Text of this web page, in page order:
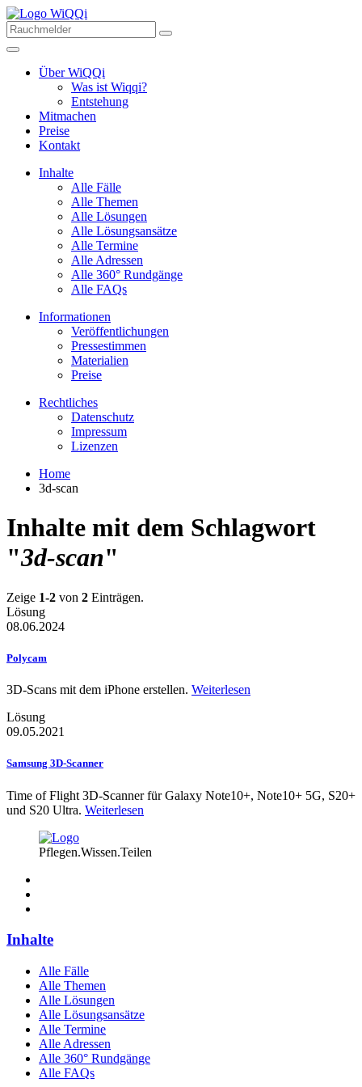
Über WiQQi
Was ist Wiqqi?
Entstehung
Mitmachen
Preise
Kontakt
Inhalte
Alle Fälle
Alle Themen
Alle Lösungen
Alle Lösungsansätze
Alle Termine
Alle Adressen
Alle 360° Rundgänge
Alle FAQs
Informationen
Veröffentlichungen
Pressestimmen
Materialien
Preise
Rechtliches
Datenschutz
Impressum
Lizenzen
Home
3d-scan
Inhalte mit dem Schlagwort
"3d-scan"
Zeige 1-2 von 2 Einträgen.
Lösung
08.06.2024
Polycam
3D-Scans mit dem iPhone erstellen. Weiterlesen
Lösung
09.05.2021
Samsung 3D-Scanner
Time of Flight 3D-Scanner für Galaxy Note10+, Note10+ 5G, S20+
und S20 Ultra. Weiterlesen
Pflegen.Wissen.Teilen
Inhalte
Alle Fälle
Alle Themen
Alle Lösungen
Alle Lösungsansätze
Alle Termine
Alle Adressen
Alle 360° Rundgänge
Alle FAQs